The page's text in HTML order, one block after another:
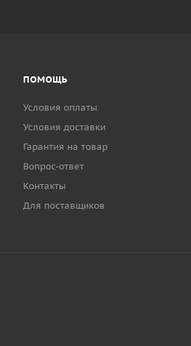
ПОМОЩЬ
Условия оплаты
Условия доставки
Гарантия на товар
Вопрос-ответ
Контакты
Для поставщиков